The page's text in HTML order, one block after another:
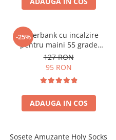
-25%
Powerbank cu incalzire
pentru maini 55 grade
Bucuria frigurosilor
10000mAh
127 RON
95 RON
ADAUGA IN COS
Sosete Amuzante Holy Socks